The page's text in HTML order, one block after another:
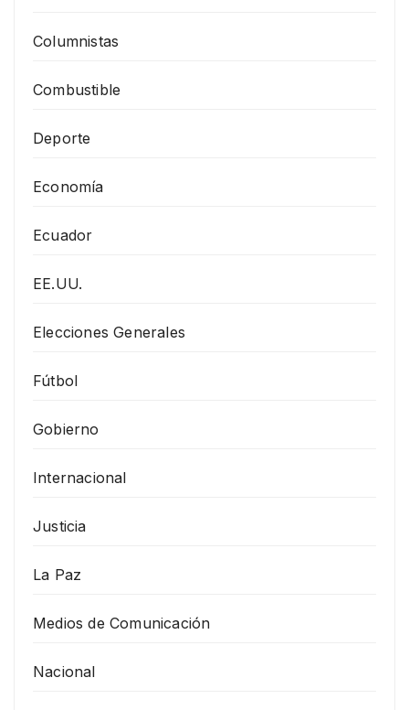
Columnistas
Combustible
Deporte
Economía
Ecuador
EE.UU.
Elecciones Generales
Fútbol
Gobierno
Internacional
Justicia
La Paz
Medios de Comunicación
Nacional